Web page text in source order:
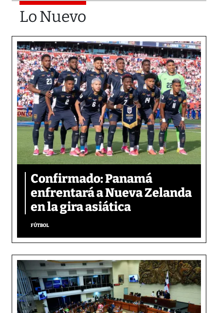
Lo Nuevo
Confirmado: Panamá
enfrentará a Nueva Zelanda
en la gira asiática
FÚTBOL